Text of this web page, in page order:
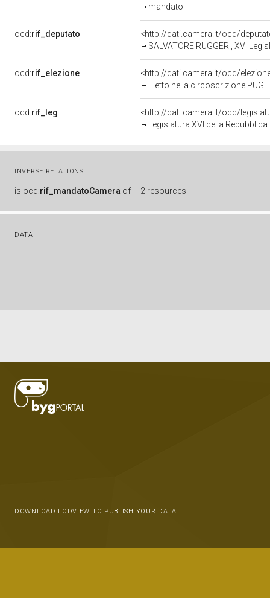
mandato
ocd:rif_deputato
<http://dati.camera.it/ocd/
SALVATORE RUGGERI, XVI
ocd:rif_elezione
<http://dati.camera.it/ocd/
Eletto nella circoscrizione
ocd:rif_leg
<http://dati.camera.it/ocd/
Legislatura XVI della
INVERSE RELATIONS
is ocd:rif_mandatoCamera of 2 resources
DATA
DOWNLOAD LODVIEW TO PUBLISH YOUR DATA